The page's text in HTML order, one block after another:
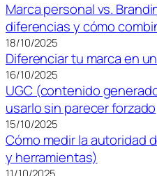
Marca personal vs.
diferencias y cómo
18/10/2025
Diferenciar tu marca en
16/10/2025
UGC (contenido
usarlo sin parecer forzado
15/10/2025
Cómo medir la autoridad
y herramientas)